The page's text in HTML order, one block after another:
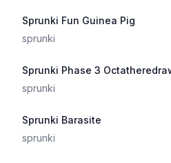
Sprunki Fun Guinea Pig
sprunki
Sprunki Phase 3
sprunki
Sprunki Barasite
sprunki